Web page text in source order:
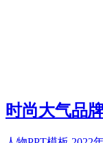
时尚大气品